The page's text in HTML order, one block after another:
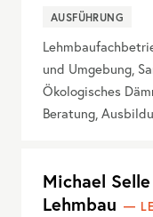
AUSFÜHRUNG
und Umgebung,
Ökologisches
Beratung,
Michael
Lehmbau